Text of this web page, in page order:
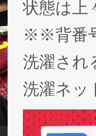
状態は上
※※背番
洗濯され
洗濯ネッ